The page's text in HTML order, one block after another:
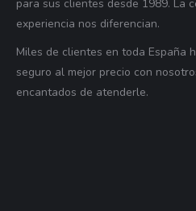
para sus clientes desde 1989. La
experiencia nos diferencian.
Miles de clientes en toda España
seguro al mejor precio con
encantados de atenderle.